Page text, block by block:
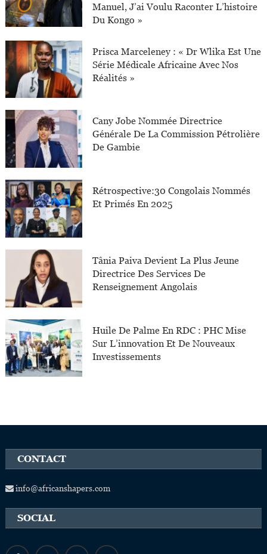
Manuel, J’ai Voulu Raconter L’histoire
Du Kongo »
Prisca Marceleney : « Dr Wlika Est Une
Série Médicale Africaine Avec Nos
Réalités »
Cany Jobe Nommée Directrice
Générale De La Commission Pétrolière
De Gambie
Rétrospective:30 Congolais Nommés
Et Primés En 2025
Tânia Paiva Devient La Plus Jeune
Directrice Des Services De
Renseignement Angolais
Huile De Palme En RDC : PHC Mise
Sur L’innovation Et De Nouveaux
Investissements
CONTACT
info@africanshapers.com
SOCIAL